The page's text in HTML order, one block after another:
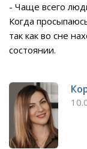
- Чаще всего
Когда
так как во сне
состоянии.